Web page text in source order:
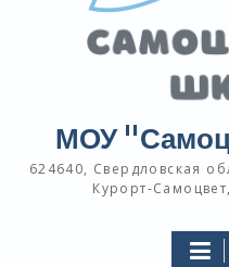
МОУ
624640, Свердловская
Курорт-